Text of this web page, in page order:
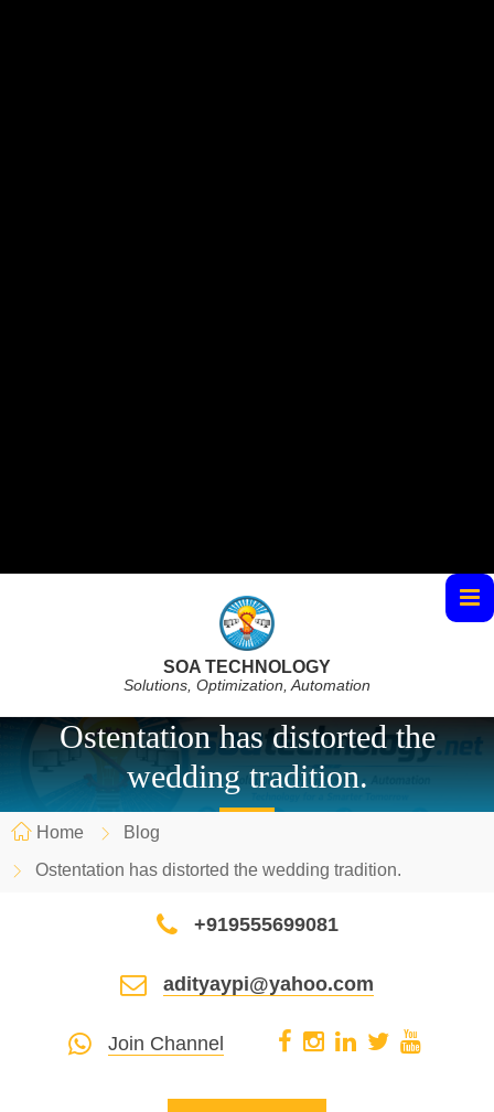
SOA TECHNOLOGY
Solutions, Optimization, Automation
Ostentation has distorted the
wedding tradition.
Home
Blog
Ostentation has distorted the wedding tradition.
+919555699081
adityaypi@yahoo.com
Join Channel